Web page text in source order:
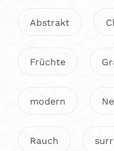
Abstrakt
Früchte
modern
Rauch